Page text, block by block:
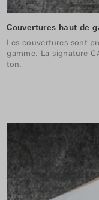
Couvertures haut de
Les couvertures sont
gamme. La signature
ton.